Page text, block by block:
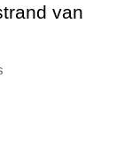
van